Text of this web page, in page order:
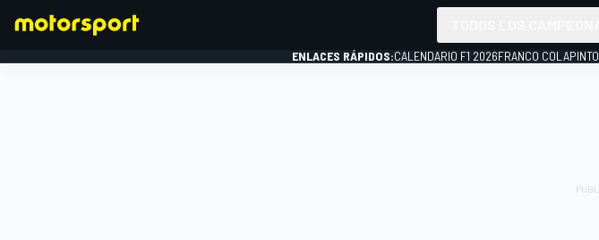
ENLACES RÁPIDOS:CALENDARIO F1 2026FRANCO COLAPINTO